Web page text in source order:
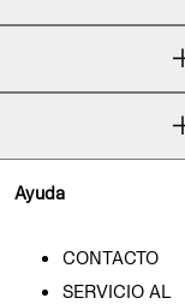
Ayuda
CONTACTO
SERVICIO AL